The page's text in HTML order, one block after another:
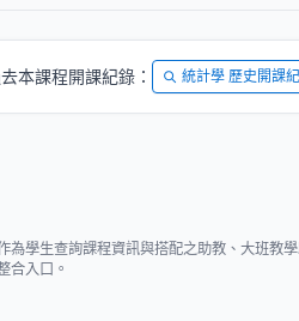
本課程開課紀錄： 統計學 歷史開課
為學生查詢課程資訊與搭配之助教、大班教
合入口。